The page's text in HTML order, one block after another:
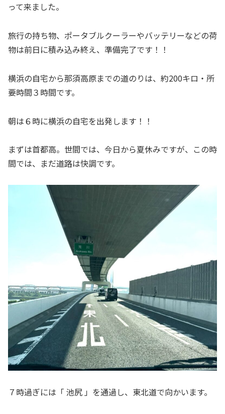
って来ました。
旅行の持ち物、ポータブルクーラーやバッテリーなどの荷
物は前日に積み込み終え、準備完了です！！
横浜の自宅から那須高原までの道のりは、約200キロ・所
要時間３時間です。
朝は６時に横浜の自宅を出発します！！
まずは首都高。世間では、今日から夏休みですが、この時
間では、まだ道路は快調です。
７時過ぎには「 池尻 」を通過し、東北道で向かいます。